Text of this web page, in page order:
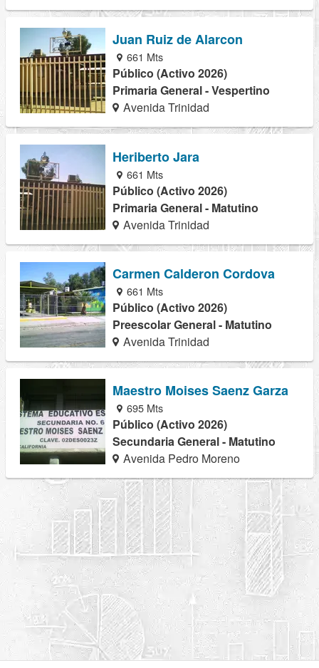
Juan Ruiz de Alarcon
661 Mts
Público (Activo 2026)
Primaria General - Vespertino
Avenida Trinidad
Heriberto Jara
661 Mts
Público (Activo 2026)
Primaria General - Matutino
Avenida Trinidad
Carmen Calderon Cordova
661 Mts
Público (Activo 2026)
Preescolar General - Matutino
Avenida Trinidad
Maestro Moises Saenz Garza
695 Mts
Público (Activo 2026)
Secundaria General - Matutino
Avenida Pedro Moreno